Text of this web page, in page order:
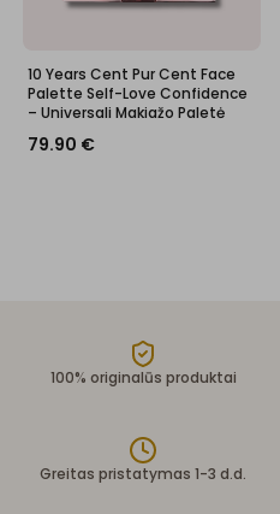
10 Years Cent Pur Cent Face
Palette Self-Love Confidence
– Universali Makiažo Paletė
79.90 €
100% originalūs produktai
Greitas pristatymas 1-3 d.d.